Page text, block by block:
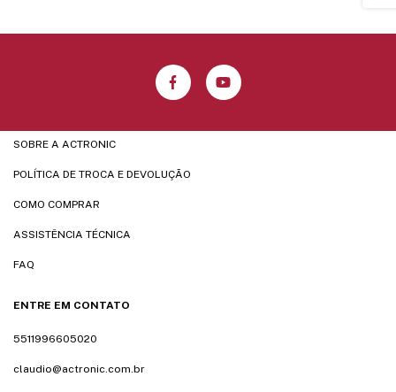
SOBRE A ACTRONIC
POLÍTICA DE TROCA E DEVOLUÇÃO
COMO COMPRAR
ASSISTÊNCIA TÉCNICA
FAQ
ENTRE EM CONTATO
5511996605020
claudio@actronic.com.br